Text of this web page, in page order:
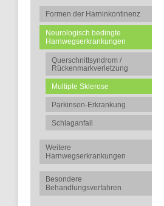
Formen der Harninkontinenz
Neurologisch bedingte
Harnwegserkrankungen
Querschnittsyndrom /
Rückenmarkverletzung
Multiple Sklerose
Parkinson-Erkrankung
Schlaganfall
Weitere
Harnwegserkrankungen
Besondere
Behandlungsverfahren